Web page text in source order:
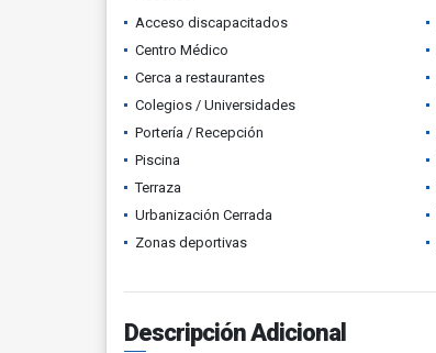
Acceso discapacitados
Centro Médico
Cerca a restaurantes
Colegios / Universidades
Portería / Recepción
Piscina
Terraza
Urbanización Cerrada
Zonas deportivas
Descripción Adicional